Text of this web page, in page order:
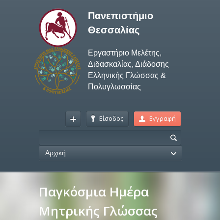
Πανεπιστήμιο
Θεσσαλίας
Εργαστήριο Μελέτης,
Διδασκαλίας, Διάδοσης
Ελληνικής Γλώσσας &
Πολυγλωσσίας
Είσοδος Εγγραφή
Αρχική
Παγκόσμια Ημέρα
Μητρικής Γλώσσας